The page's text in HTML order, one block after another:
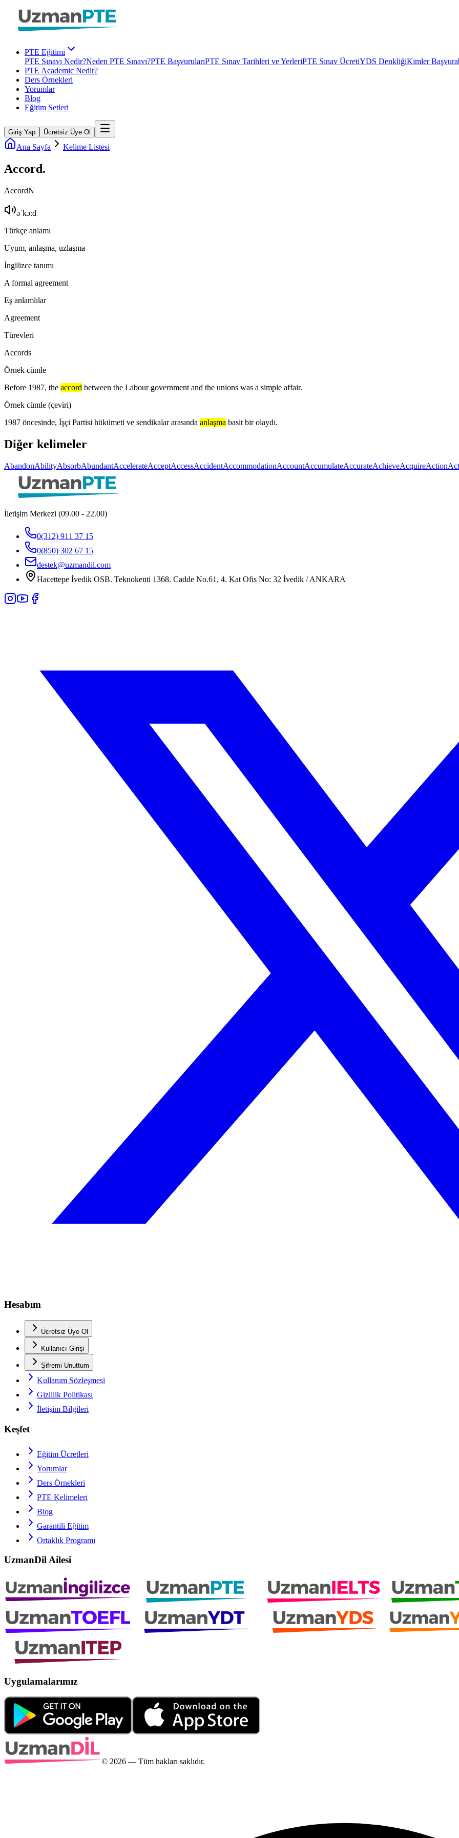
PTE Eğitimi
PTE Sınavı Nedir?Neden PTE Sınavı?PTE BaşvurularıPTE Sınav Tarihleri ve YerleriPTE Sınav ÜcretiYDS DenkliğiKimler
PTE Academic Nedir?
Ders Örnekleri
Yorumlar
Blog
Eğitim Setleri
Giriş Yap Ücretsiz Üye Ol
Ana Sayfa Kelime Listesi
Accord.
AccordN
əˈkɔːd
Türkçe anlamı
Uyum, anlaşma, uzlaşma
İngilizce tanımı
A formal agreement
Eş anlamlılar
Agreement
Türevleri
Accords
Örnek cümle
Before 1987, the accord between the Labour government and the unions was a simple affair.
Örnek cümle (çeviri)
1987 öncesinde, İşçi Partisi hükümeti ve sendikalar arasında anlaşma basit bir olaydı.
Diğer kelimeler
AbandonAbilityAbsorbAbundantAccelerateAcceptAccessAccidentAccommodationAccountAccumulateAccurateAchieveAcquireAction
İletişim Merkezi (09.00 - 22.00)
0(312) 911 37 15
0(850) 302 67 15
destek@uzmandil.com
Hacettepe İvedik OSB. Teknokenti 1368. Cadde No.61, 4. Kat Ofis No: 32 İvedik / ANKARA
Hesabım
Ücretsiz Üye Ol
Kullanıcı Girişi
Şifremi Unuttum
Kullanım Sözleşmesi
Gizlilik Politikası
İletişim Bilgileri
Keşfet
Eğitim Ücretleri
Yorumlar
Ders Örnekleri
PTE Kelimeleri
Blog
Garantili Eğitim
Ortaklık Programı
UzmanDil Ailesi
Uygulamalarımız
© 2026 — Tüm hakları saklıdır.